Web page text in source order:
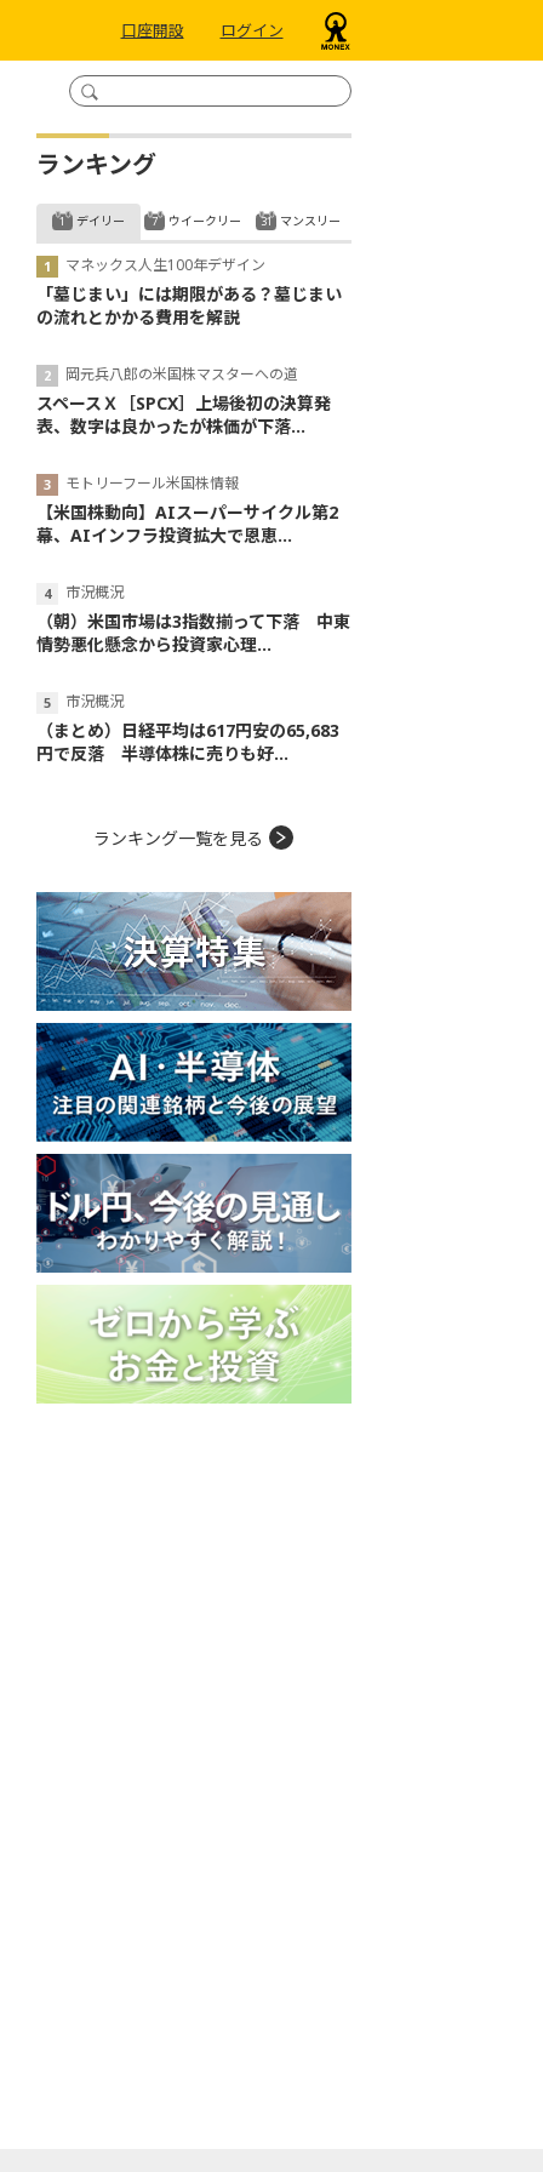
口座開設 ログイン
ランキング
デイリー
マネックス人生100年デザイン
「墓じまい」には期限がある？墓じまい
の流れとかかる費用を解説
岡元兵八郎の米国株マスターへの道
スペースＸ［SPCX］上場後初の決算発
表、数字は良かったが株価が下落...
モトリーフール米国株情報
【米国株動向】AIスーパーサイクル第2
幕、AIインフラ投資拡大で恩恵...
市況概況
（朝）米国市場は3指数揃って下落 中東
情勢悪化懸念から投資家心理...
市況概況
（まとめ）日経平均は617円安の65,683
円で反落 半導体株に売りも好...
ウイークリー マンスリー
ランキング一覧を見る